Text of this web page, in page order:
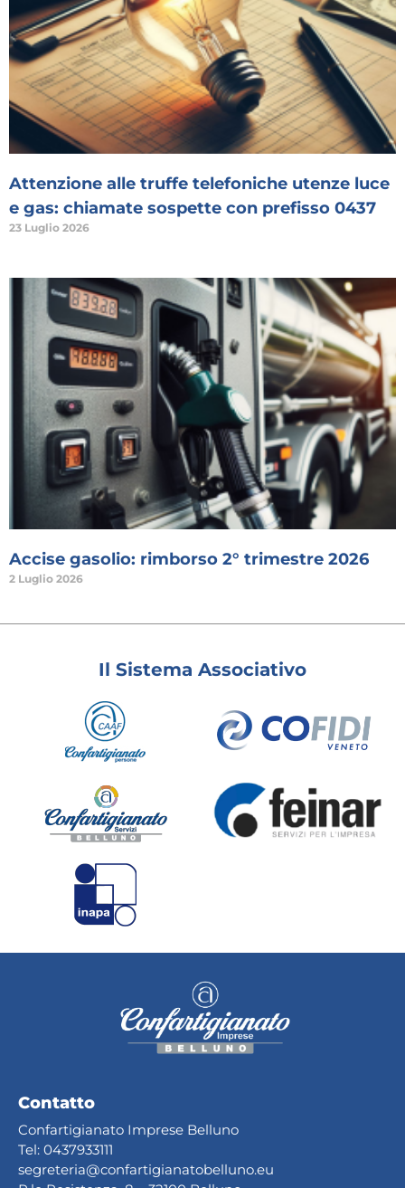
Attenzione alle truffe telefoniche utenze luce
e gas: chiamate sospette con prefisso 0437
23 Luglio 2026
Accise gasolio: rimborso 2° trimestre 2026
2 Luglio 2026
Il Sistema Associativo
Contatto
Confartigianato Imprese Belluno
Tel: 0437933111
segreteria@confartigianatobelluno.eu